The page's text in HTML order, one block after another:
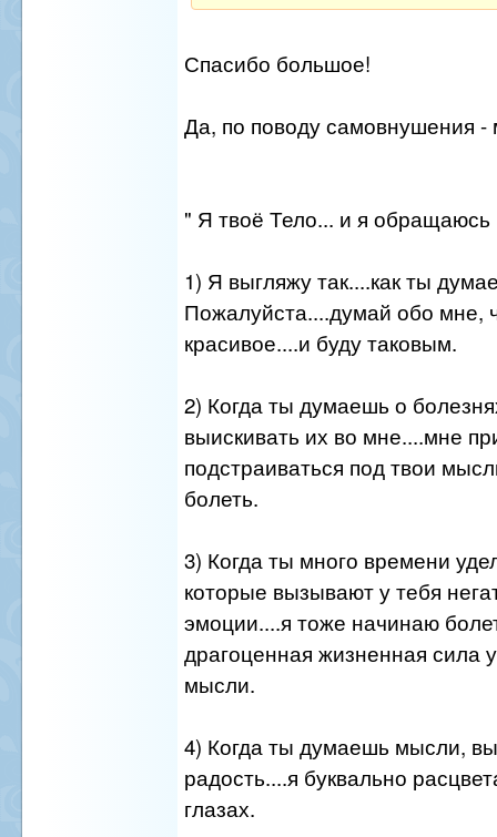
Спасибо большое!
Да, по поводу самовнушения
" Я твоё Тело... и я обращаюсь
1) Я выгляжу так....как ты
Пожалуйста....думай обо мне,
красивое....и буду таковым.
2) Когда ты думаешь о
выискивать их во мне....мне
подстраиваться под твои
болеть.
3) Когда ты много времени
которые вызывают у тебя
эмоции....я тоже начинаю
драгоценная жизненная сила
мысли.
4) Когда ты думаешь мысли,
радость....я буквально
глазах.